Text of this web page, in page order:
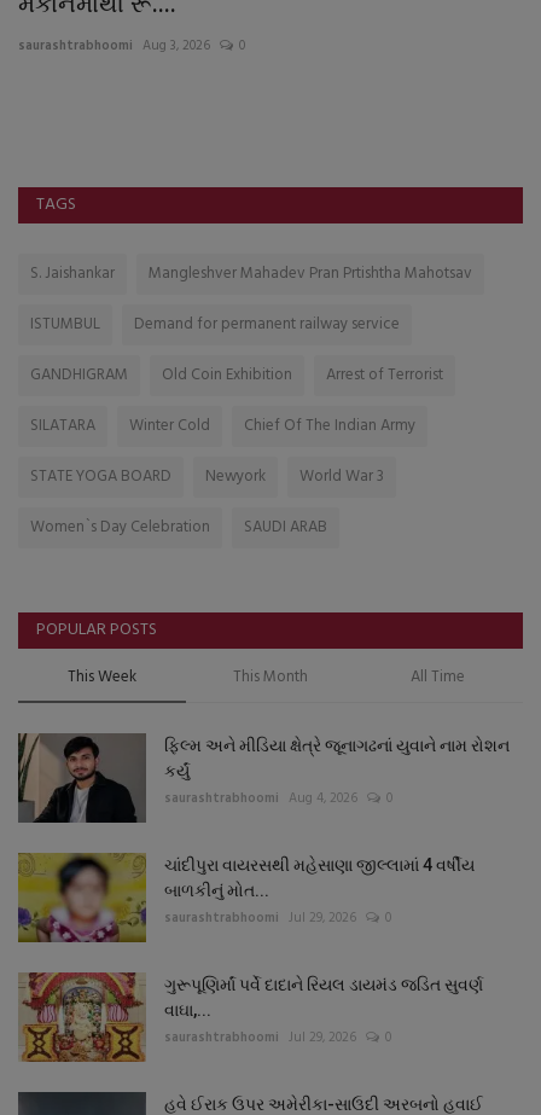
saurashtrabhoomi Jul 31, 2026
TAGS
S. Jaishankar
Mangleshver Mahadev Pran Prtishtha Mahotsav
ISTUMBUL
Demand for permanent railway service
GANDHIGRAM
Old Coin Exhibition
Arrest of Terrorist
SILATARA
Winter Cold
Chief Of The Indian Army
STATE YOGA BOARD
Newyork
World War 3
Women`s Day Celebration
SAUDI ARAB
POPULAR POSTS
This Week This Month All Time
ફિલ્મ અને મીડિયા ક્ષેત્રે જૂનાગઢનાં યુવાને નામ રોશન
કર્યું
saurashtrabhoomi Aug 4, 2026 0
ચાંદીપુરા વાયરસથી મહેસાણા જીલ્લામાં 4 વર્ષીય
બાળકીનું મોત...
saurashtrabhoomi Jul 29, 2026 0
ગુરૂપૂણિર્માં પર્વે દાદાને રિયલ ડાયમંડ જડિત સુવર્ણ
વાઘા,...
saurashtrabhoomi Jul 29, 2026 0
હવે ઈરાક ઉપર અમેરીકા-સાઉદી અરબનો હવાઈ